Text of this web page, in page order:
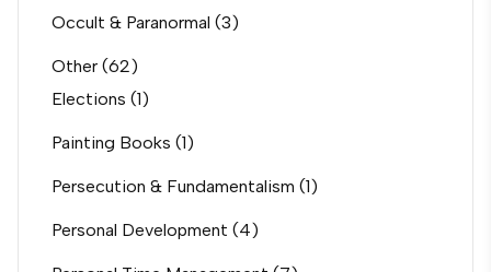
Occult & Paranormal (3)
Other (62)
Elections (1)
Painting Books (1)
Persecution & Fundamentalism (1)
Personal Development (4)